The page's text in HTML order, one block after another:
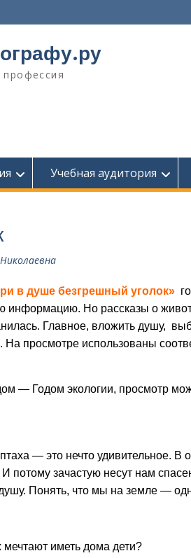
профессия
Учебная аудитория
в душе безгрешный уголок»
информацию. Но рассказы о
Главное, вложить душу,
просмотре использованы
— Годом экологии, просмотр
— это нечто удивительное. В
потому зачастую несут нам
Понять, что мы на земле —
иметь дома дети?